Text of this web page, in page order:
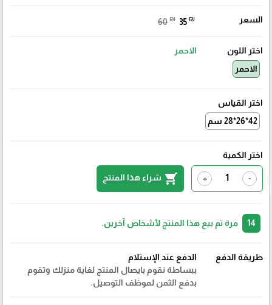
السعر 60 ₪ 35 ₪
اختر اللون
الاحمر
الاحمر
اختر القياس
42*26*28 سم
اختر الكمية
-
+
shopping_cart شراء هذا المنتج
مرة تم بيع هذا المنتج لأشخاص آخرين.
طريقة الدفع
الدفع عند الإستلام
ببساطة نقوم بايصال المنتج لغاية منزلك وتقوم
بدفع الثمن لموظف التوصيل.